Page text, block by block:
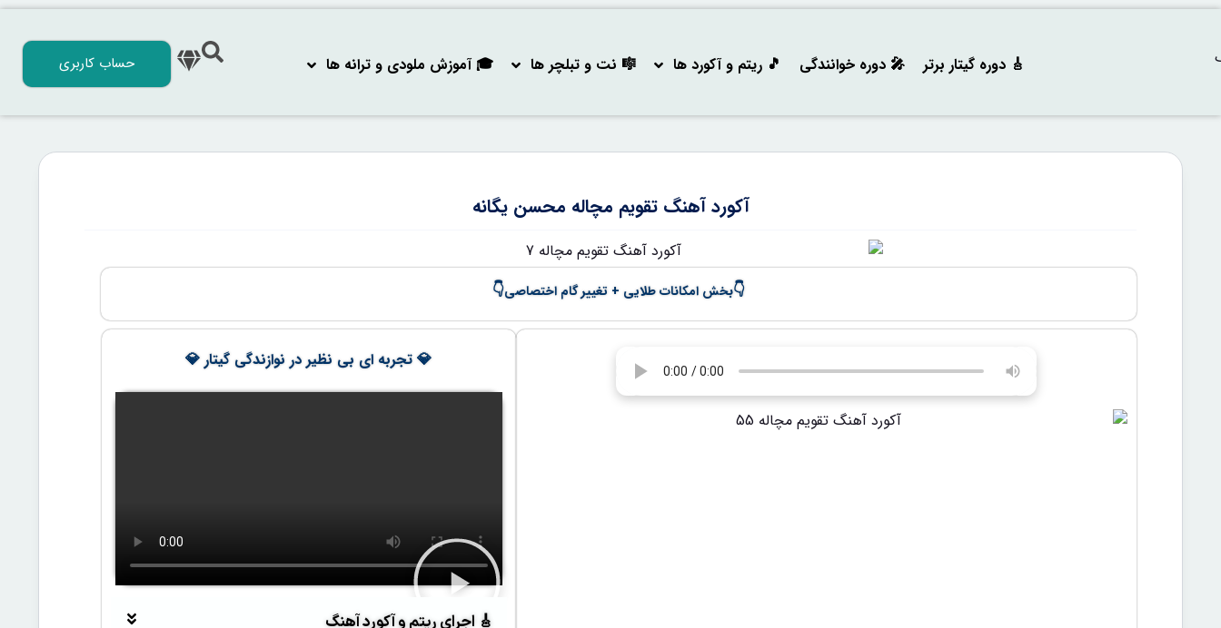
🎸 دوره‌ گیتار برتر 🎤 دوره خوانندگی 🎵 ریتم و آکورد ها 🎼 نت و تبلچر ها 🎓 آموزش ملودی و ترانه‌ ها حساب کاربری
آکورد آهنگ تقویم مچاله محسن یگانه
👇بخش امکانات طلایی + تغییر گام اختصاصی👇
💎 تجربه ای بی نظیر در نوازندگی گیتار 💎
🎸 اجرای ریتم و آکورد آهنگ